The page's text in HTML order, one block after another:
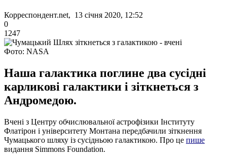
Корреспондент.net, 13 січня 2020, 12:52
0
1247
Фото: NASA
Наша галактика поглине два сусідні
карликові галактики і зіткнеться з
Андромедою.
Вчені з Центру обчислювальної астрофізики Інституту
Флатірон і університету Монтана передбачили зіткнення
Чумацького шляху із сусідньою галактикою. Про це пише
видання Simmons Foundation.